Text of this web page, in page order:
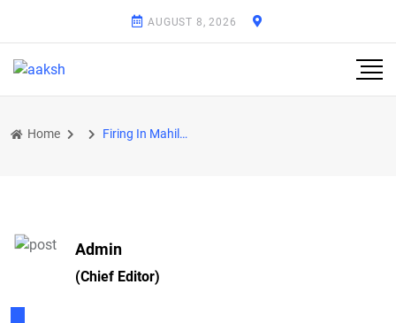
AUGUST 8, 2026
Home Firing In Mahilpur: ਹੁਸ਼ਿਆਰਪੁਰ ਚ ਗੈਂਗਵਾਰ ! ਜੇਲ੍ਹ ਤੋਂ ਬਾਹਰ ਆਏ ਨੌਜਵਾਨ ਦਾ ਭਰੇ ਬਾਜ਼ਾਰ ਗੋਲੀਆਂ ਮਾਰ ਕੇ ਕਤਲ
Admin
(Chief Editor)